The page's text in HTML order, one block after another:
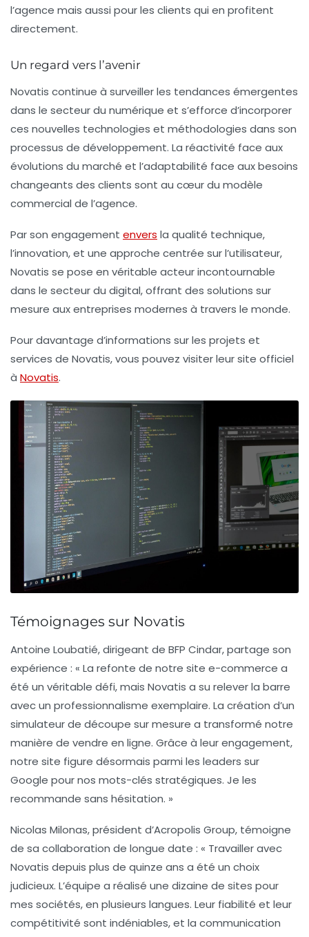
l’agence mais aussi pour les clients qui en profitent
directement.
Un regard vers l’avenir
Novatis continue à surveiller les tendances émergentes
dans le secteur du numérique et s’efforce d’incorporer
ces nouvelles technologies et méthodologies dans son
processus de développement. La réactivité face aux
évolutions du marché et l’adaptabilité face aux besoins
changeants des clients sont au cœur du modèle
commercial de l’agence.
Par son engagement envers la qualité technique,
l’innovation, et une approche centrée sur l’utilisateur,
Novatis se pose en véritable acteur incontournable
dans le secteur du digital, offrant des solutions sur
mesure aux entreprises modernes à travers le monde.
Pour davantage d’informations sur les projets et
services de Novatis, vous pouvez visiter leur site officiel
à Novatis.
Témoignages sur Novatis
Antoine Loubatié, dirigeant de BFP Cindar, partage son
expérience : « La refonte de notre site e-commerce a
été un véritable défi, mais Novatis a su relever la barre
avec un professionnalisme exemplaire. La création d’un
simulateur de découpe sur mesure a transformé notre
manière de vendre en ligne. Grâce à leur engagement,
notre site figure désormais parmi les leaders sur
Google pour nos mots-clés stratégiques. Je les
recommande sans hésitation. »
Nicolas Milonas, président d’Acropolis Group, témoigne
de sa collaboration de longue date : « Travailler avec
Novatis depuis plus de quinze ans a été un choix
judicieux. L’équipe a réalisé une dizaine de sites pour
mes sociétés, en plusieurs langues. Leur fiabilité et leur
compétitivité sont indéniables, et la communication